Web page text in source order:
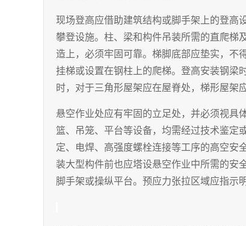
现场登高应借助建筑结构或脚手架上的登高
攀登设施。柱、梁和构件吊装所需的直爬梯
造上，必须牢固可靠。梯脚底部应垫实，不
挂梯或设置在钢柱上的爬梯。登高安装钢梁
时，对于三角形屋架应在屋脊处，梯形屋架
悬空作业处应有牢固的立足处，并必须视具
篮、吊笼、平台等设备，均需经过技术鉴定
定、电焊、高强度螺栓连接等工序的高空安
装大型构件前也应塔设悬空作业中所需的安
脚手架或操纵平台。预应力张拉区域应指示